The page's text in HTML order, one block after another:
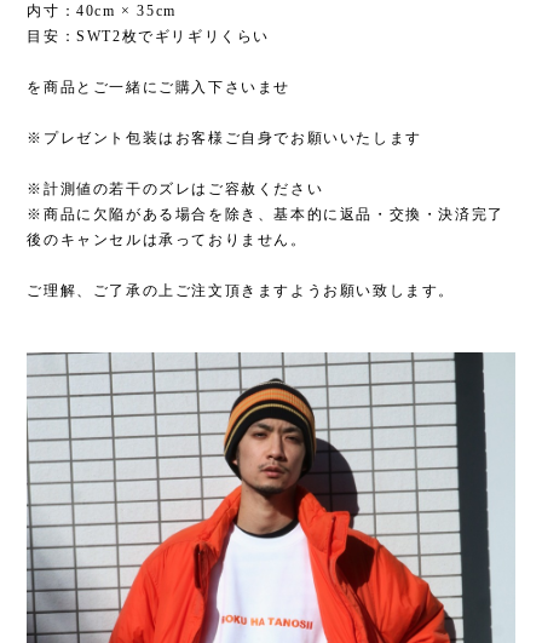
内寸：40cm × 35cm
目安：SWT2枚でギリギリくらい
を商品とご一緒にご購入下さいませ
※プレゼント包装はお客様ご自身でお願いいたします
※計測値の若干のズレはご容赦ください
※商品に欠陥がある場合を除き、基本的に返品・交換・決済完了
後のキャンセルは承っておりません。
ご理解、ご了承の上ご注文頂きますようお願い致します。